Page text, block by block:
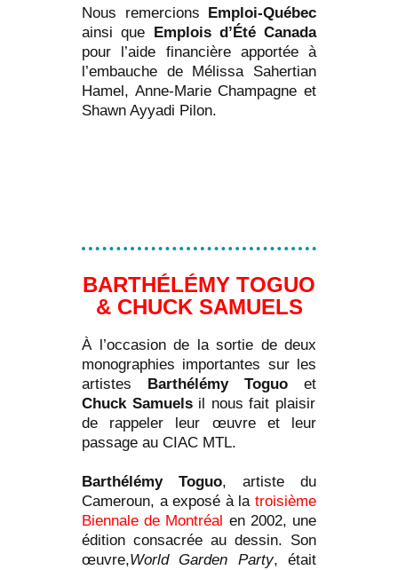
Nous remercions Emploi-Québec
ainsi que Emplois d’Été Canada
pour l’aide financière apportée à
l’embauche de Mélissa Sahertian
Hamel, Anne-Marie Champagne et
Shawn Ayyadi Pilon.
BARTHÉLÉMY TOGUO
& CHUCK SAMUELS
À l’occasion de la sortie de deux
monographies importantes sur les
artistes Barthélémy Toguo et
Chuck Samuelsil nous fait plaisir
de rappeler leur œuvre et leur
passage au CIAC MTL.
Barthélémy Toguo, artiste du
Cameroun, a exposé à la troisième
Biennale de Montréal en 2002, une
édition consacrée au dessin. Son
œuvre,World Garden Party, était